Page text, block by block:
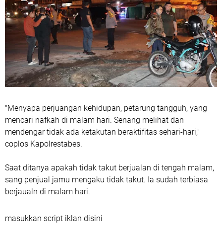
"Menyapa perjuangan kehidupan, petarung tangguh, yang
mencari nafkah di malam hari. Senang melihat dan
mendengar tidak ada ketakutan beraktifitas sehari-hari,"
coplos Kapolrestabes.
Saat ditanya apakah tidak takut berjualan di tengah malam,
sang penjual jamu mengaku tidak takut. Ia sudah terbiasa
berjaualn di malam hari.
masukkan script iklan disini